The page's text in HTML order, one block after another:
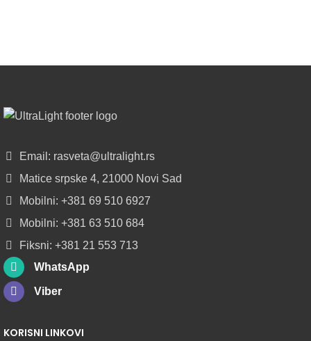
LED
SA
U
ROLNAMA
POGLEDAJ
Email: rasveta@ultralight.rs
Matice srpske 4, 21000 Novi Sad
Mobilni: +381 69 510 6927
Mobilni: +381 63 510 684
Fiksni: +381 21 553 713
WhatsApp
Viber
KORISNI LINKOVI